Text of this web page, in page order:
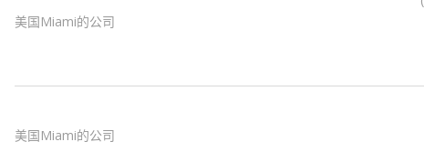
美国Miami的公司
美国Miami的公司